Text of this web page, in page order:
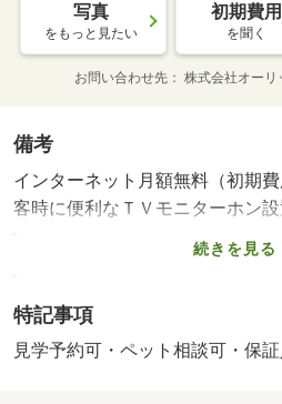
写真
をもっと見たい
初期費用
を聞く
お問い合わせ先 株式会社オー
備考
インターネット月額無料（初期
客時に便利なＴＶモニターホン
ス 1800円/家賃引落手数料 220
続きを見る
特記事項
見学予約可・ペット相談可・保